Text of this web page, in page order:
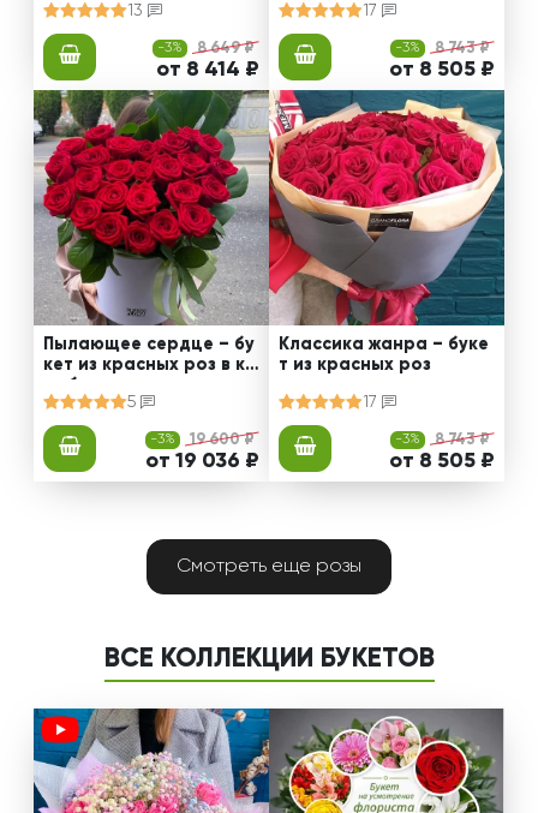
13
-3% 8 649 ₽
от 8 414 ₽
17
-3% 8 743 ₽
от 8 505 ₽
Пылающее сердце – бу
кет из красных роз в ко
робке
5
-3% 19 600 ₽
от 19 036 ₽
Классика жанра – буке
т из красных роз
17
-3% 8 743 ₽
от 8 505 ₽
Смотреть еще розы
ВСЕ КОЛЛЕКЦИИ БУКЕТОВ